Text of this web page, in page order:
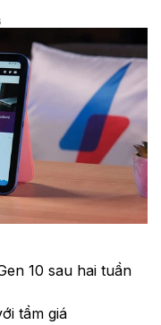
10 sau hai tuần
tầm giá